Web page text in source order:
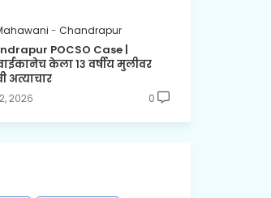
Chandrapur
POCSO Case |
केला १३ वर्षीय मुलीवर
अत्याचार
२०२६ 0